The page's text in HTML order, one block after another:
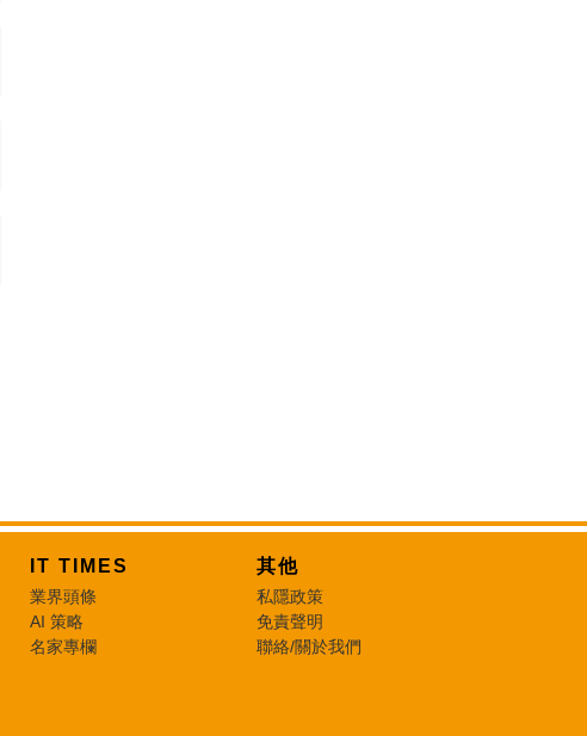
IT TIMES
業界頭條
AI 策略
名家專欄
其他
私隱政策
免責聲明
聯絡/關於我們